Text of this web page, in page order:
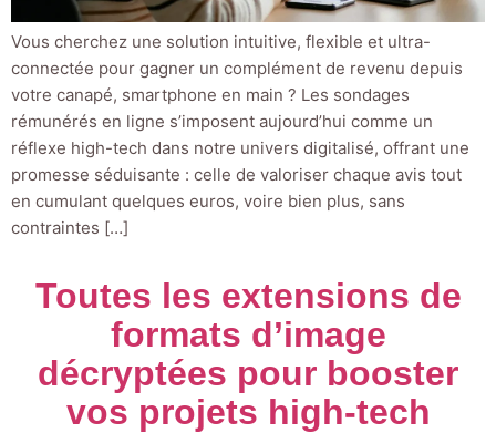
Vous cherchez une solution intuitive, flexible et ultra-
connectée pour gagner un complément de revenu depuis
votre canapé, smartphone en main ? Les sondages
rémunérés en ligne s’imposent aujourd’hui comme un
réflexe high-tech dans notre univers digitalisé, offrant une
promesse séduisante : celle de valoriser chaque avis tout
en cumulant quelques euros, voire bien plus, sans
contraintes […]
Toutes les extensions de
formats d’image
décryptées pour booster
vos projets high-tech